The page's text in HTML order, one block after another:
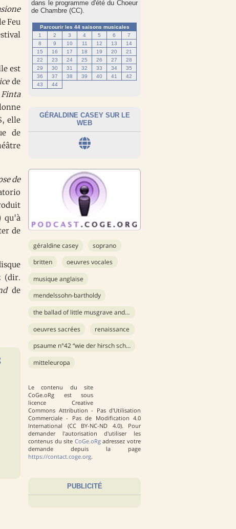
dans le programme d'été du Choeur
de Chambre (CC).
Parcourir les 44 saisons musicales
1
2 3 4 5 6
7
8
9 10 11 12 13
14
15
16 17 18 19 20
21
22
23 24 25 26 27
28
29
30 31 32 33 34
35
36
37 38 39 40 41
42
43
44
GÉRALDINE CASEY SUR LE
WEB
géraldine casey soprano
britten oeuvres vocales
musique anglaise
mendelssohn-bartholdy
the ballad of little musgrave and lady barnard
oeuvres sacrées renaissance
psaume n°42 “wie der hirsch schreit” op. 42
mitteleuropa
Le contenu du site
CoGe.oRg est sous
licence Creative
Commons Attribution - Pas d'Utilisation
Commerciale - Pas de Modification 4.0
International (CC BY-NC-ND 4.0). Pour
demander l'autorisation d'utiliser les
contenus du site CoGe.oRgadressez votre
demande depuis la page
https://contact.coge.org.
PUBLICITÉ
Feu
est
de
Finta
elle
de
de
qu'à
de
(dir.
de